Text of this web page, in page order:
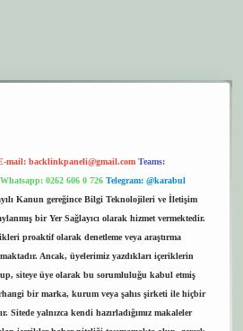
mail: backlinkpaneli@gmail.com Teams:
Whatsapp: 0262 606 0 726 Telegram: @karabul
Kanun gereğince Bilgi Teknolojileri ve İletişim
bir Yer Sağlayıcı olarak hizmet vermektedir.
proaktif olarak denetleme veya araştırma
Ancak, üyelerimiz yazdıkları içeriklerin
siteye üye olarak bu sorumluluğu kabul etmiş
bir marka, kurum veya şahıs şirketi ile hiçbir
Sitede yalnızca kendi hazırladığımız makaleler